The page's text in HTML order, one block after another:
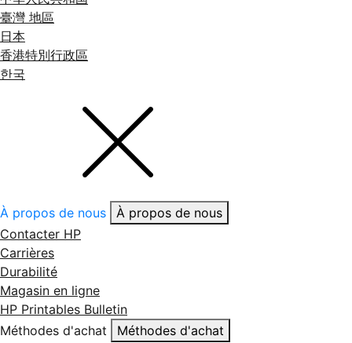
臺灣 地區
日本
香港特別行政區
한국
À propos de nous
À propos de nous
Contacter HP
Carrières
Durabilité
Magasin en ligne
HP Printables Bulletin
Méthodes d'achat
Méthodes d'achat